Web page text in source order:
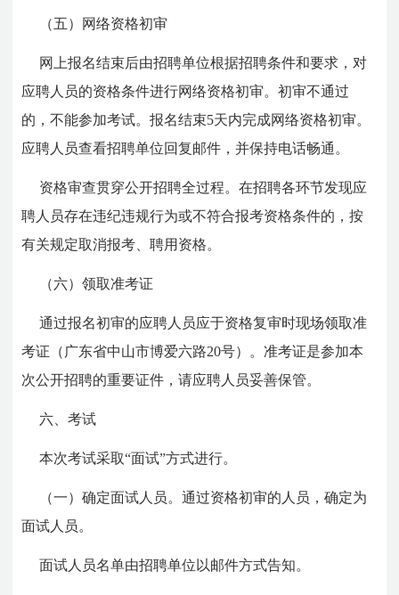
（五）网络资格初审
网上报名结束后由招聘单位根据招聘条件和要求，对
应聘人员的资格条件进行网络资格初审。初审不通过
的，不能参加考试。报名结束5天内完成网络资格初审。
应聘人员查看招聘单位回复邮件，并保持电话畅通。
资格审查贯穿公开招聘全过程。在招聘各环节发现应
聘人员存在违纪违规行为或不符合报考资格条件的，按
有关规定取消报考、聘用资格。
（六）领取准考证
通过报名初审的应聘人员应于资格复审时现场领取准
考证（广东省中山市博爱六路20号）。准考证是参加本
次公开招聘的重要证件，请应聘人员妥善保管。
六、考试
本次考试采取“面试”方式进行。
（一）确定面试人员。通过资格初审的人员，确定为
面试人员。
面试人员名单由招聘单位以邮件方式告知。